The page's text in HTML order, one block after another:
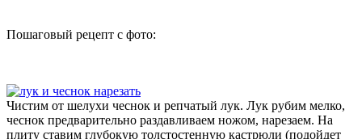
Пошаговый рецепт с фото:
Чистим от шелухи чеснок и репчатый лук. Лук рубим мелко,
чеснок предварительно раздавливаем ножом, нарезаем. На
плиту ставим глубокую толстостенную кастрюли (подойдет